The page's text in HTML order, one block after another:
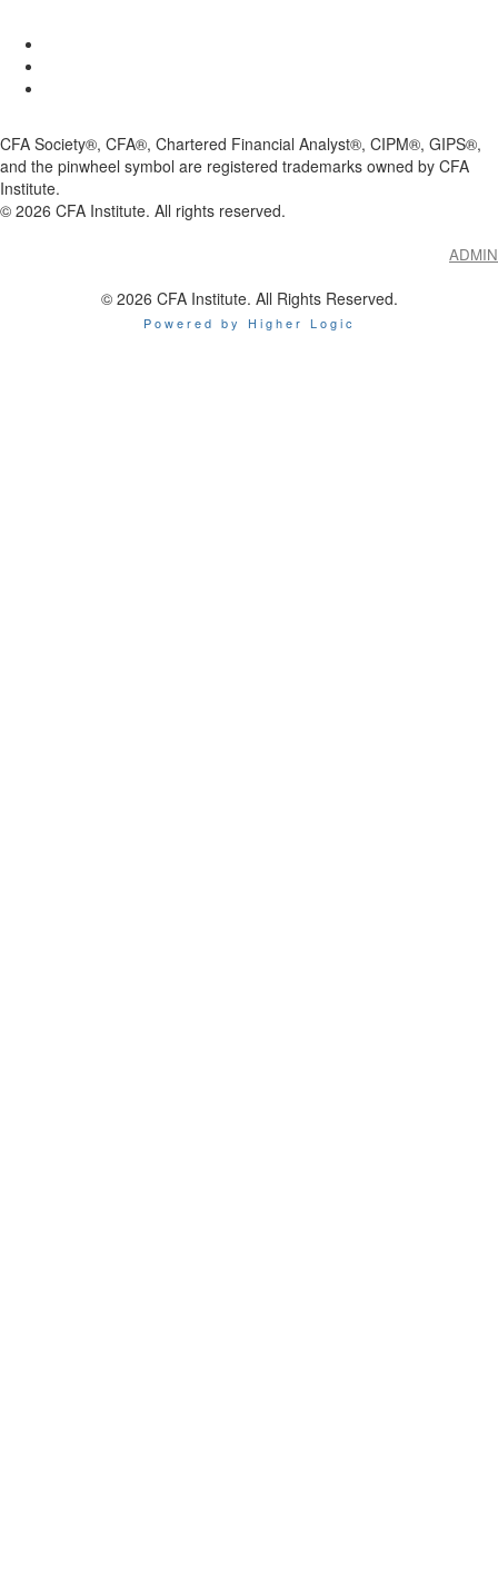
CFA Society®, CFA®, Chartered Financial Analyst®, CIPM®, GIPS®,
and the pinwheel symbol are registered trademarks owned by CFA
Institute.
© 2026 CFA Institute. All rights reserved.
ADMIN
© 2026 CFA Institute. All Rights Reserved.
Powered by Higher Logic